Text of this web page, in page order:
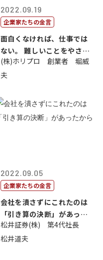
2022.09.19
企業家たちの金言
面白くなければ、仕事では
ない。 難しいことをやさし
く。やさし...
(株)ホリプロ 創業者 堀威
夫
2022.09.05
企業家たちの金言
会社を潰さずにこれたのは
「引き算の決断」があった
から
松井証券(株) 第4代社長
松井道夫